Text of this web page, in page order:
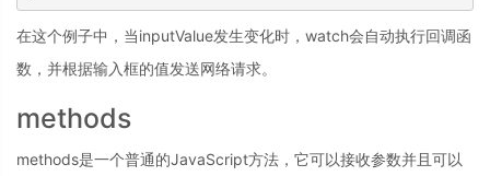
在这个例子中，当inputValue发生变化时，watch会自动执行回调函
数，并根据输入框的值发送网络请求。
methods
methods是一个普通的JavaScript方法，它可以接收参数并且可以